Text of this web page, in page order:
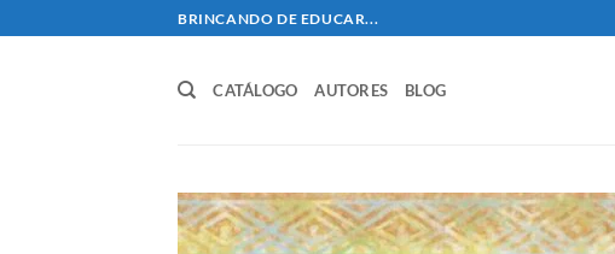
to
BRINCANDO DE EDUCAR...
CATÁLOGO AUTORES BLOG